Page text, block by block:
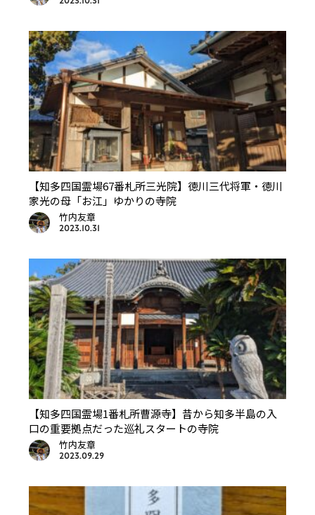
【知多四国霊場67番札所三光院】徳川三代将軍・徳川
家光の母「お江」ゆかりの寺院
竹内友章
2023.10.31
【知多四国霊場1番札所曹源寺】昔から知多半島の入
口の重要拠点だった巡礼スタートの寺院
竹内友章
2023.09.29